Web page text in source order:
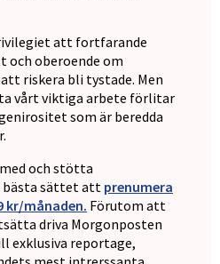
att fortfarande
oberoende om
riskera bli tystade. Men
vårt viktiga arbete förlitar
som är beredda
och stötta
bästa sättet att prenumera
kr/månaden. Förutom att
driva Morgonposten
exklusiva reportage,